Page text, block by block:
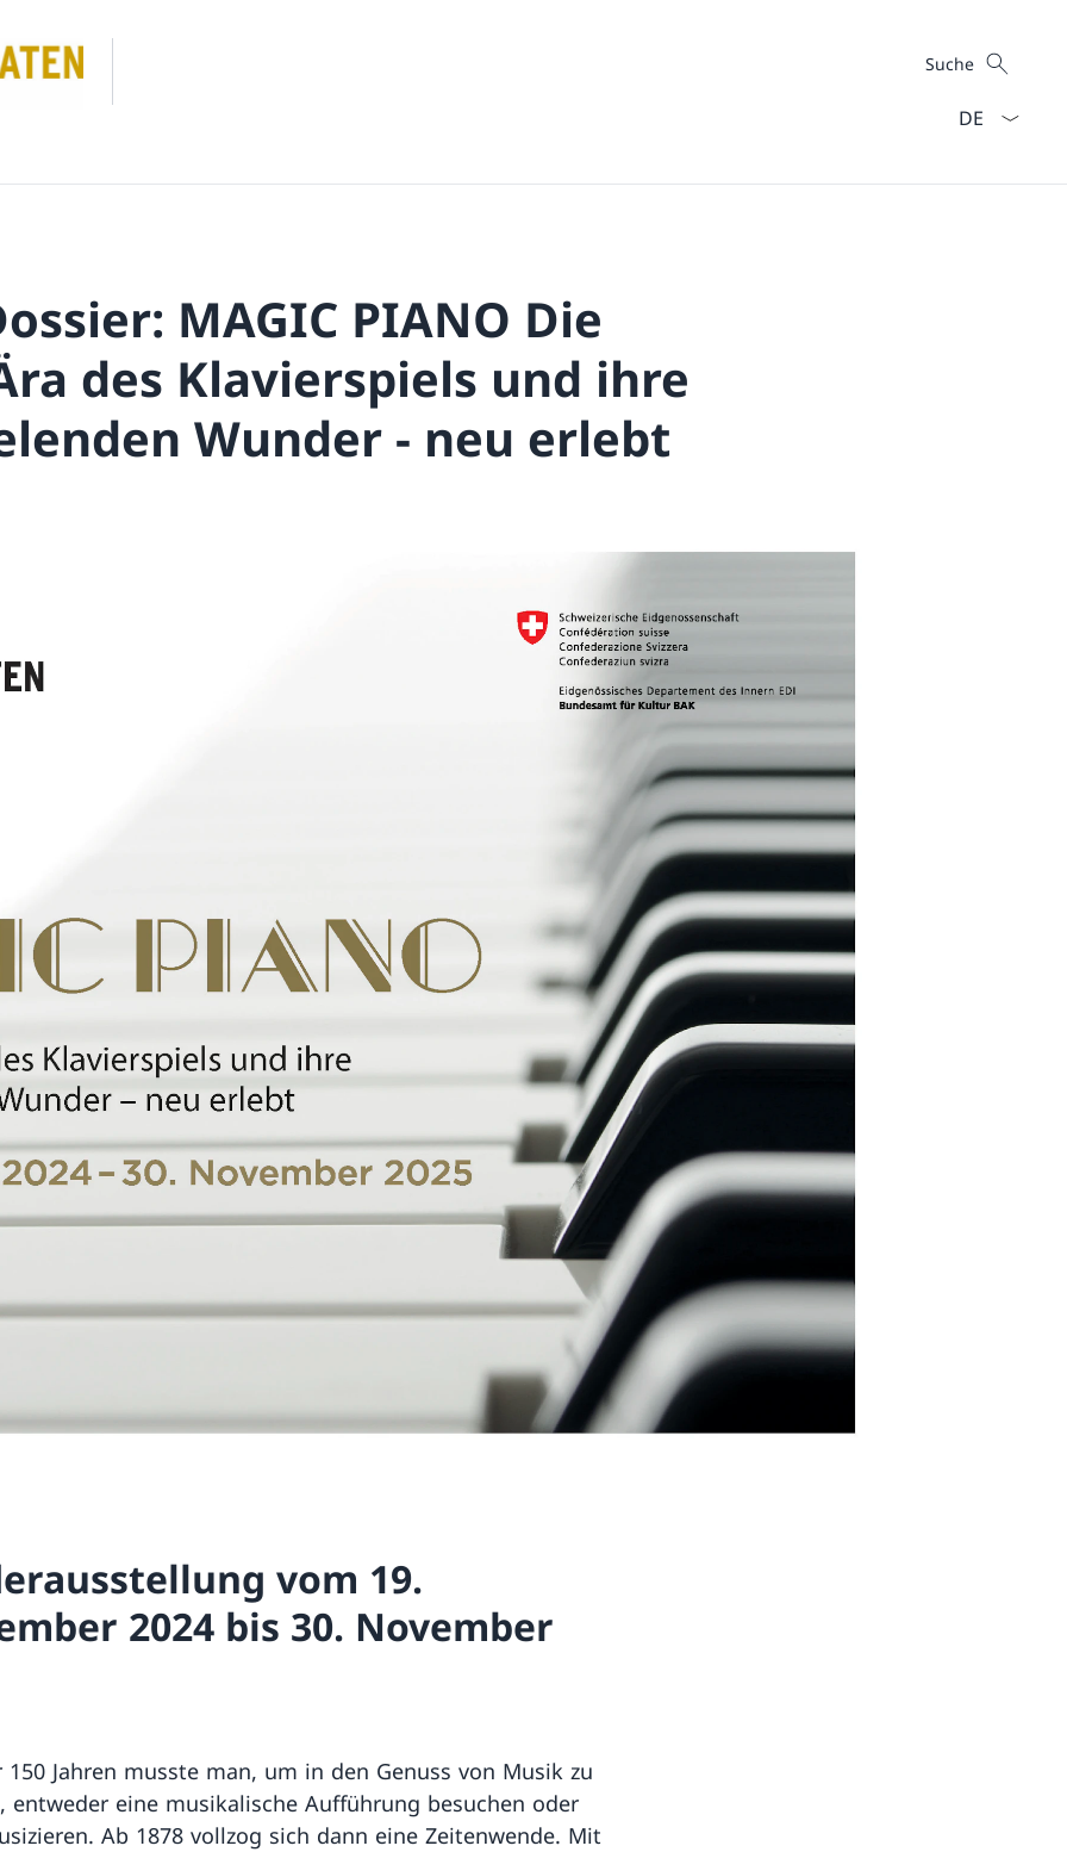
Suche
Suche
MAGIC PIANO Die
des Klavierspiels und ihre
Wunder - neu erlebt
vom 19.
2024 bis 30. November
150 Jahren musste man, um in den Genuss von Musik zu
entweder eine musikalische Aufführung besuchen oder
Ab 1878 vollzog sich dann eine Zeitenwende. Mit